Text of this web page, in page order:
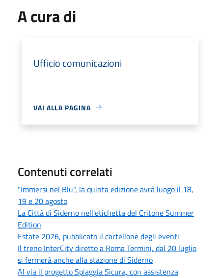
A cura di
Ufficio comunicazioni
VAI ALLA PAGINA
Contenuti correlati
"Immersi nel Blu", la quinta edizione avrà luogo il 18,
19 e 20 agosto
La Città di Siderno nell'etichetta del Critone Summer
Edition
Estate 2026, pubblicato il cartellone degli eventi
Il treno InterCity diretto a Roma Termini, dal 20 luglio
si fermerà anche alla stazione di Siderno
Al via il progetto Spiaggia Sicura, con assistenza